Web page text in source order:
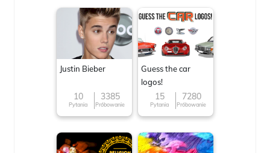
Justin Bieber
10
Pytania
3385
Próbowanie
Guess the car
logos!
15
Pytania
7280
Próbowanie